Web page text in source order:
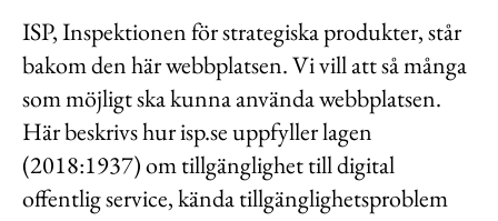
Om ISP
Kontakt
Lediga jobb
Kundwebben
ISP, Inspektionen för strategiska produkter, står
bakom den här webbplatsen. Vi vill att så många
som möjligt ska kunna använda webbplatsen.
Här beskrivs hur isp.se uppfyller lagen
(2018:1937) om tillgänglighet till digital
offentlig service, kända tillgänglighetsproblem